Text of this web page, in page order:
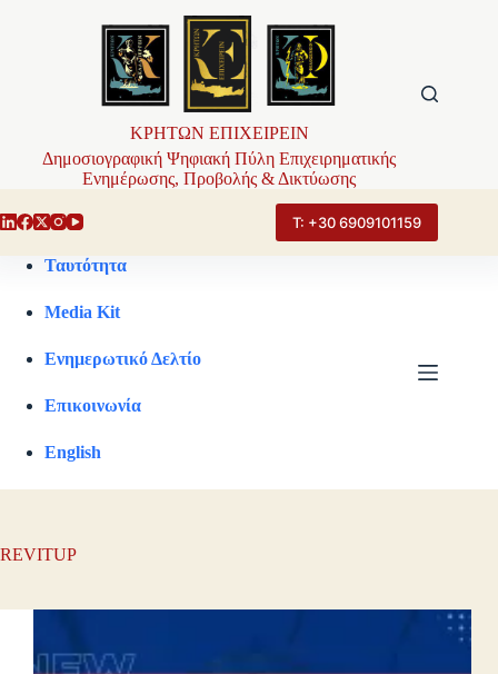
ΚΡΗΤΩΝ ΕΠΙΧΕΙΡΕΙΝ
Δημοσιογραφική Ψηφιακή Πύλη Επιχειρηματικής
Ενημέρωσης, Προβολής & Δικτύωσης
Τ: +30 6909101159
Ταυτότητα
Media Kit
Ενημερωτικό Δελτίο
Επικοινωνία
English
REVITUP